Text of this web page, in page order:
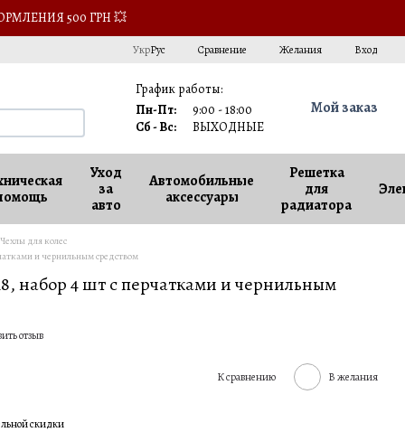
500 ГРН 💥
УкрРус Сравнение Желания Вход
График работы:
Пн-Пт:
9:00 - 18:00
Сб - Вс:
ВЫХОДНЫЕ
Мой заказ
Уход
за
авто
Автомобильные
аксессуары
Решетка
для
радиатора
Чехлы для колес
и чернильным средством
набор 4 шт с перчатками и чернильным
отзыв
К сравнению В желания
скидки